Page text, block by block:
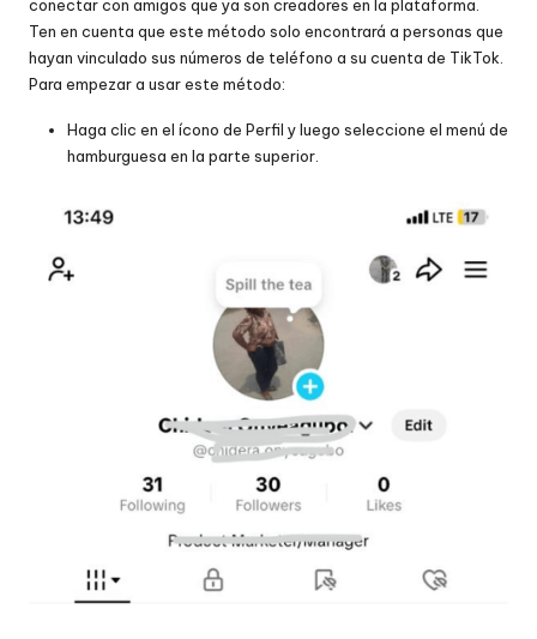
conectar con amigos que ya son creadores en la plataforma.
Ten en cuenta que este método solo encontrará a personas que
hayan vinculado sus números de teléfono a su cuenta de TikTok.
Para empezar a usar este método:
Haga clic en el ícono de Perfil y luego seleccione el menú de
hamburguesa en la parte superior.